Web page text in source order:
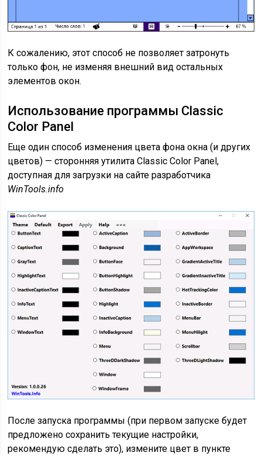
К сожалению, этот способ не позволяет затронуть
только фон, не изменяя внешний вид остальных
элементов окон.
Использование программы Classic
Color Panel
Еще один способ изменения цвета фона окна (и других
цветов) — сторонняя утилита Classic Color Panel,
доступная для загрузки на сайте разработчика
WinTools.info
После запуска программы (при первом запуске будет
предложено сохранить текущие настройки,
рекомендую сделать это), измените цвет в пункте